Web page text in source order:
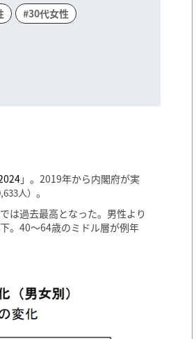
#30代女性
」。2019年から内閣府が実
人）。
は過去最高となった。男性より
。40〜64歳のミドル層が例年